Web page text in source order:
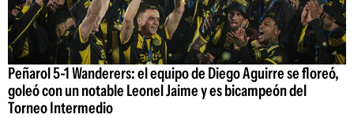
Peñarol 5-1 Wanderers: el equipo de Diego Aguirre se floreó,
goleó con un notable Leonel Jaime y es bicampeón del
Torneo Intermedio